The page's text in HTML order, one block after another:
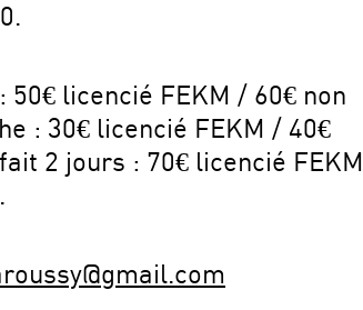
50€ licencié FEKM / 60€ non
: 30€ licencié FEKM / 40€
2 jours : 70€ licencié FEKM